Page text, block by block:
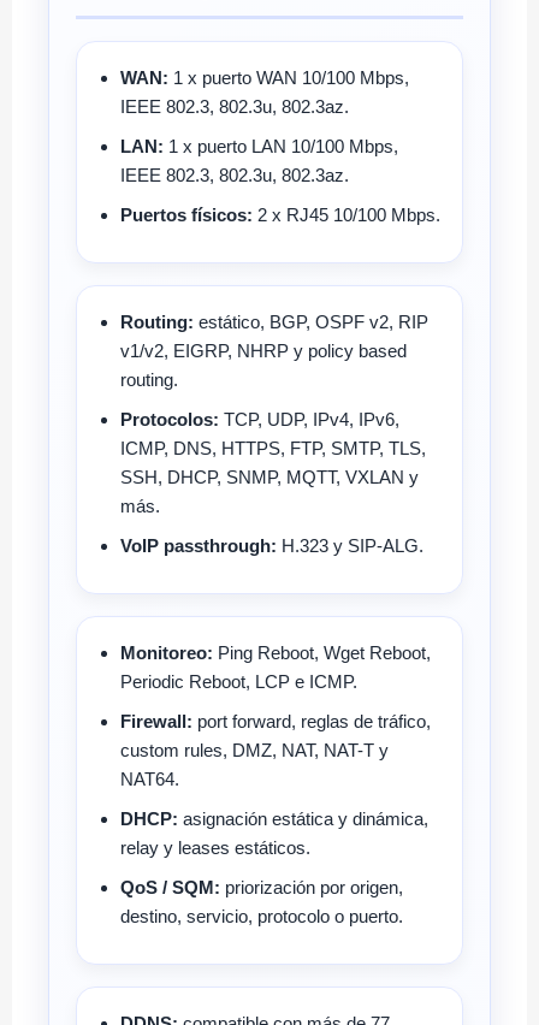
WAN: 1 x puerto WAN 10/100 Mbps,
IEEE 802.3, 802.3u, 802.3az.
LAN: 1 x puerto LAN 10/100 Mbps,
IEEE 802.3, 802.3u, 802.3az.
Puertos físicos: 2 x RJ45 10/100 Mbps.
Routing: estático, BGP, OSPF v2, RIP
v1/v2, EIGRP, NHRP y policy based
routing.
Protocolos: TCP, UDP, IPv4, IPv6,
ICMP, DNS, HTTPS, FTP, SMTP, TLS,
SSH, DHCP, SNMP, MQTT, VXLAN y
más.
VoIP passthrough: H.323 y SIP-ALG.
Monitoreo: Ping Reboot, Wget Reboot,
Periodic Reboot, LCP e ICMP.
Firewall: port forward, reglas de tráfico,
custom rules, DMZ, NAT, NAT-T y
NAT64.
DHCP: asignación estática y dinámica,
relay y leases estáticos.
QoS / SQM: priorización por origen,
destino, servicio, protocolo o puerto.